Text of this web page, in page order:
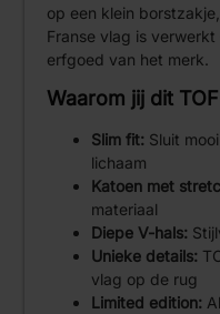
op een klein
Franse vlag is
erfgoed van het merk.
Waarom jij dit
Slim fit: Sluit
lichaam
Katoen met
materiaal
Diepe V-hals:
Unieke details:
vlag op de rug
Limited edition: